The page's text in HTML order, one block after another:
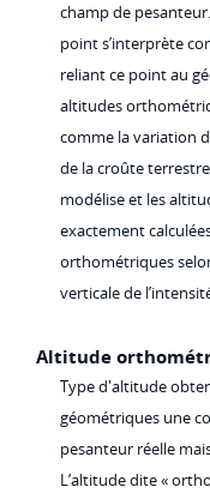
champ de
point s’interprète
reliant ce point au
altitudes
comme la variation
de la croûte
modélise et les
exactement
orthométriques
verticale de
Altitude
Type d'altitude
géométriques une
pesanteur réelle
L’altitude dite «